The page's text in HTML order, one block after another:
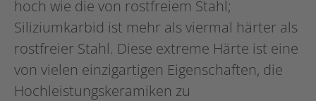
hoch wie die von rostfreiem Stahl;
Siliziumkarbid ist mehr als viermal härter als
rostfreier Stahl. Diese extreme Härte ist eine
von vielen einzigartigen Eigenschaften, die
Hochleistungskeramiken zu